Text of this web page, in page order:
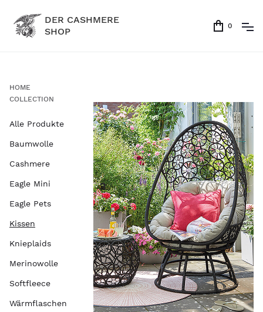
DER CASHMERE
SHOP
0
HOME
COLLECTION
Alle Produkte
Baumwolle
Cashmere
Eagle Mini
Eagle Pets
Kissen
Knieplaids
Merinowolle
Softfleece
Wärmflaschen